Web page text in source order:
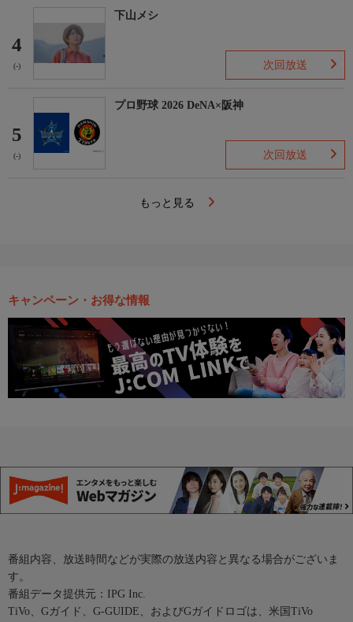
4
(-)
下山メシ
次回放送
5
(-)
プロ野球 2026 DeNA×阪神
次回放送
もっと見る
キャンペーン・お得な情報
番組内容、放送時間などが実際の放送内容と異なる場合がございま
す。
番組データ提供元：IPG Inc.
TiVo、Gガイド、G-GUIDE、およびGガイドロゴは、米国TiVo